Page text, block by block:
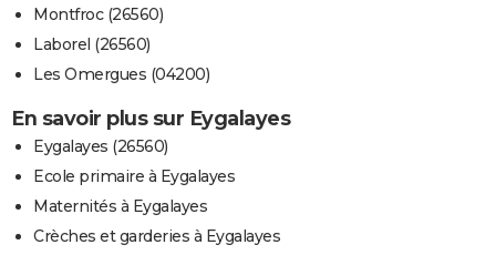
Montfroc (26560)
Laborel (26560)
Les Omergues (04200)
En savoir plus sur Eygalayes
Eygalayes (26560)
Ecole primaire à Eygalayes
Maternités à Eygalayes
Crèches et garderies à Eygalayes